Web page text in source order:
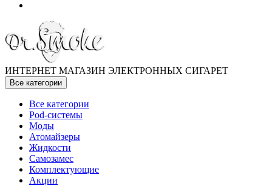
ИНТЕРНЕТ МАГАЗИН ЭЛЕКТРОННЫХ СИГАРЕТ
Все категории
Все категории
Pod-системы
Моды
Атомайзеры
Жидкости
Самозамес
Комплектующие
Акции